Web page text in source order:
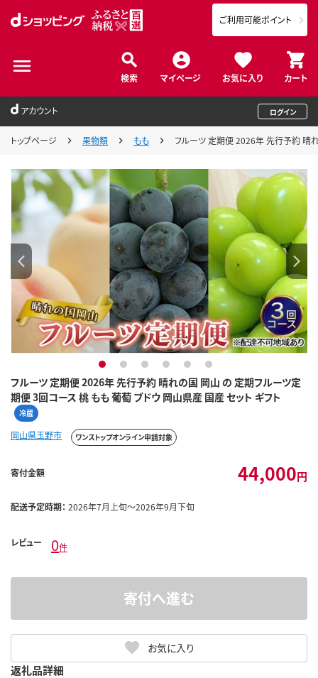
検索 マイページ お気に入り カート
ご利用可能ポイント
アカウント ログイン
トップページ 果物類 もも フルーツ 定期便 2026年 先行予約 晴
フルーツ 定期便 2026年 先行予約 晴れの国 岡山 の 定期フルーツ定
期便 3回コース 桃 もも 葡萄 ブドウ 岡山県産 国産 セット ギフト
冷蔵
1 2 3 4 5 6
岡山県玉野市 ワンストップオンライン申請対象
寄付金額 44,000円
配送予定時期： 2026年7月上旬～2026年9月下旬
レビュー 0件
お気に入り
寄付へ進む
返礼品詳細